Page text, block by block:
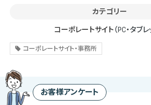
カテゴリー
コーポレートサイト （PC・タブレ
コーポレートサイト・事務所
お客様アンケート